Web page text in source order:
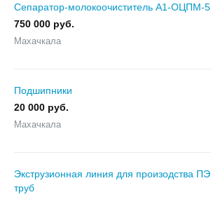
Сепаратор-молокоочиститель А1-ОЦПМ-5
750 000 руб.
Махачкала
Подшипники
20 000 руб.
Махачкала
Экструзионная линия для произодства ПЭ
труб